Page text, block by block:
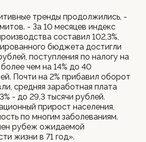
тренды продолжились, -
- За 10 месяцев индекс
составил 102,3%,
бюджета достигли
поступления по налогу на
чем на 14% до 40
Почти на 2% прибавил оборот
средняя заработная плата
- до 29,3 тысячи рублей.
прирост населения,
по многим заболеваниям.
рубеж ожидаемой
жизни в 71 год».